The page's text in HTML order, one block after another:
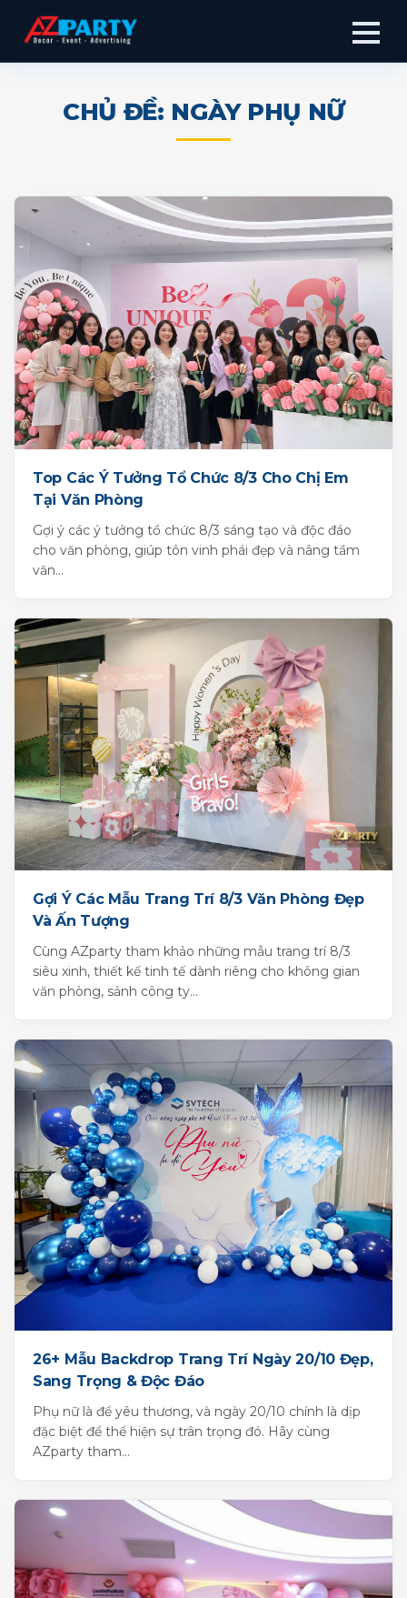
CHỦ ĐỀ: NGÀY PHỤ NỮ
Top Các Ý Tưởng Tổ Chức 8/3 Cho Chị Em
Tại Văn Phòng
Gợi ý các ý tưởng tổ chức 8/3 sáng tạo và độc đáo
cho văn phòng, giúp tôn vinh phái đẹp và nâng tầm
văn...
Gợi Ý Các Mẫu Trang Trí 8/3 Văn Phòng Đẹp
Và Ấn Tượng
Cùng AZparty tham khảo những mẫu trang trí 8/3
siêu xinh, thiết kế tinh tế dành riêng cho không gian
văn phòng, sảnh công ty...
26+ Mẫu Backdrop Trang Trí Ngày 20/10 Đẹp,
Sang Trọng & Độc Đáo
Phụ nữ là để yêu thương, và ngày 20/10 chính là dịp
đặc biệt để thể hiện sự trân trọng đó. Hãy cùng
AZparty tham...